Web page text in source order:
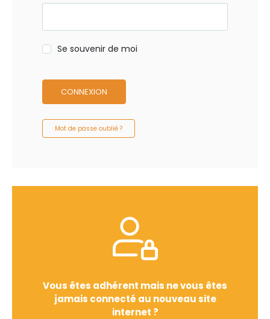
Se souvenir de moi
CONNEXION
Mot de passe oublié ?
Vous êtes adhérent mais ne vous êtes
jamais connecté au nouveau site
internet ?